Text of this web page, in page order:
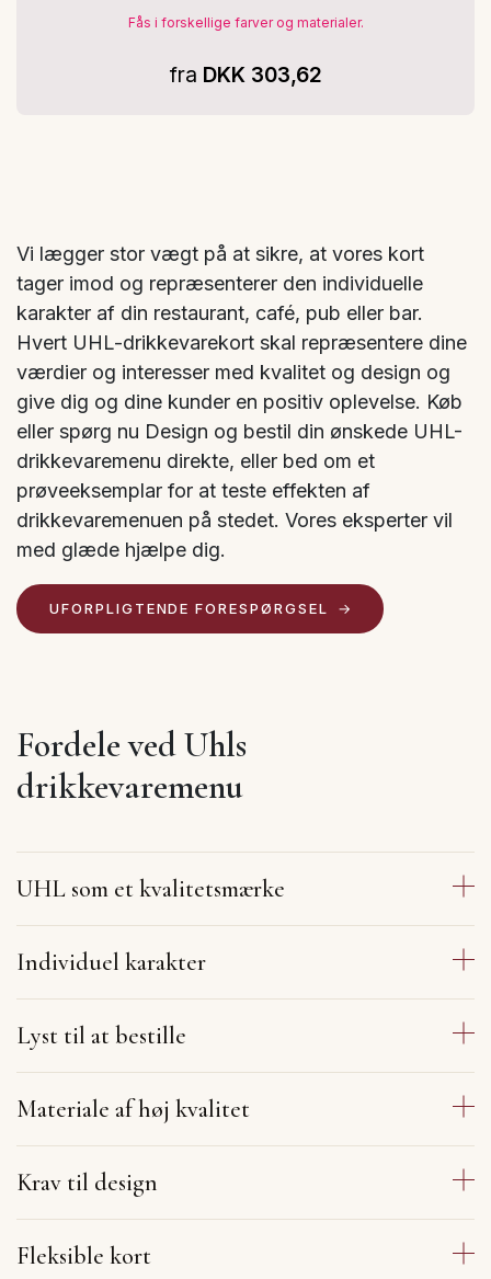
Fås i forskellige farver og materialer.
fra DKK 303,62
Vi lægger stor vægt på at sikre, at vores kort
tager imod og repræsenterer den individuelle
karakter af din restaurant, café, pub eller bar.
Hvert UHL-drikkevarekort skal repræsentere dine
værdier og interesser med kvalitet og design og
give dig og dine kunder en positiv oplevelse. Køb
eller spørg nu Design og bestil din ønskede UHL-
drikkevaremenu direkte, eller bed om et
prøveeksemplar for at teste effekten af
drikkevaremenuen på stedet. Vores eksperter vil
med glæde hjælpe dig.
UFORPLIGTENDE FORESPØRGSEL
Fordele ved Uhls
drikkevaremenu
UHL som et kvalitetsmærke
Individuel karakter
Lyst til at bestille
Materiale af høj kvalitet
Krav til design
Fleksible kort